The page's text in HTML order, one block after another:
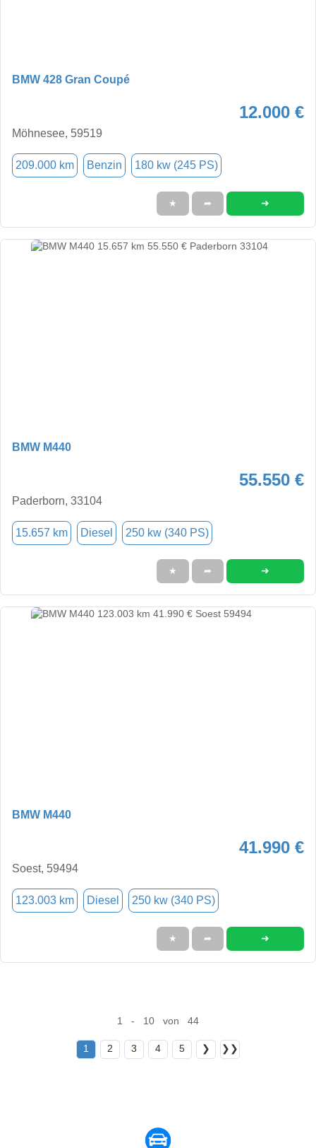
BMW 428 Gran Coupé
12.000 €
Möhnesee, 59519
209.000 km Benzin 180 kw (245 PS)
★ ➦ ➜
BMW M440
55.550 €
Paderborn, 33104
15.657 km Diesel 250 kw (340 PS)
★ ➦ ➜
BMW M440
41.990 €
Soest, 59494
123.003 km Diesel 250 kw (340 PS)
★ ➦ ➜
1 - 10 von 44
1 2 3 4 5 ❯ ❯❯